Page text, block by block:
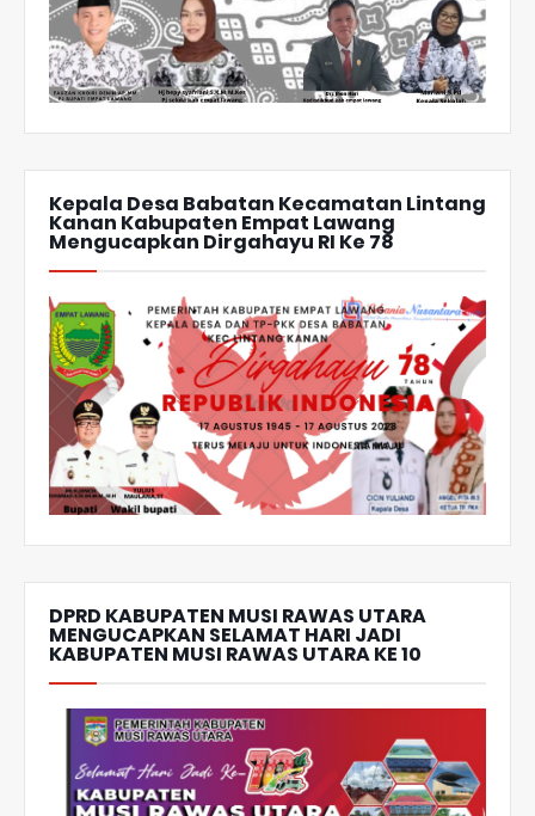
Kepala Desa Babatan Kecamatan Lintang
Kanan Kabupaten Empat Lawang
Mengucapkan Dirgahayu RI Ke 78
DPRD KABUPATEN MUSI RAWAS UTARA
MENGUCAPKAN SELAMAT HARI JADI
KABUPATEN MUSI RAWAS UTARA KE 10